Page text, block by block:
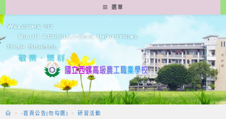
轉
至
要
容
選單
> -首頁公告(勿勾選) > 研習活動